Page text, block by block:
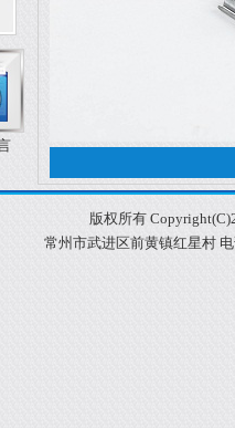
版权所有
常州市武进区前黄镇红星村